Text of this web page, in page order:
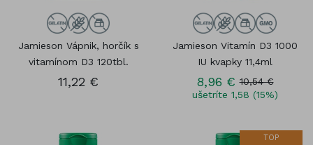
Jamieson Vápnik, horčík s
vitamínom D3 120tbl.
11,22 €
Jamieson Vitamín D3 1000
IU kvapky 11,4ml
8,96 € 10,54 €
ušetríte 1,58 (15%)
TOP